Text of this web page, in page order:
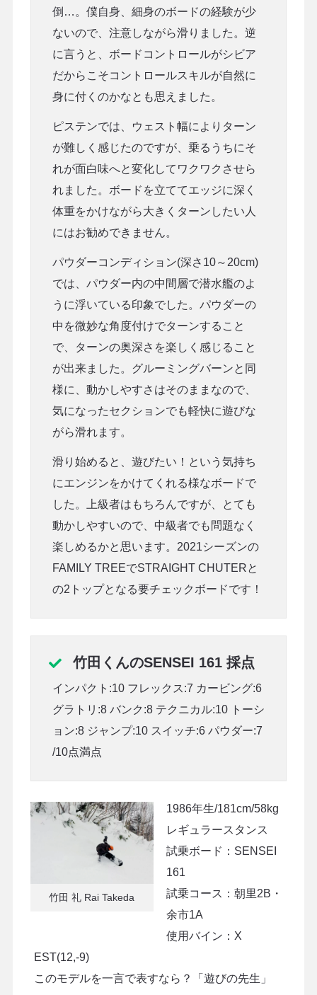
倒…。僕自身、細身のボードの経験が少
ないので、注意しながら滑りました。逆
に言うと、ボードコントロールがシビア
だからこそコントロールスキルが自然に
身に付くのかなとも思えました。
ピステンでは、ウェスト幅によりターン
が難しく感じたのですが、乗るうちにそ
れが面白味へと変化してワクワクさせら
れました。ボードを立ててエッジに深く
体重をかけながら大きくターンしたい人
にはお勧めできません。
パウダーコンディション(深さ10～20cm)
では、パウダー内の中間層で潜水艦のよ
うに浮いている印象でした。パウダーの
中を微妙な角度付けでターンすること
で、ターンの奥深さを楽しく感じること
が出来ました。グルーミングバーンと同
様に、動かしやすさはそのままなので、
気になったセクションでも軽快に遊びな
がら滑れます。
滑り始めると、遊びたい！という気持ち
にエンジンをかけてくれる様なボードで
した。上級者はもちろんですが、とても
動かしやすいので、中級者でも問題なく
楽しめるかと思います。2021シーズンの
FAMILY TREEでSTRAIGHT CHUTERと
の2トップとなる要チェックボードです！
竹田くんのSENSEI 161 採点
インパクト:10 フレックス:7 カービング:6
グラトリ:8 バンク:8 テクニカル:10 トーシ
ョン:8 ジャンプ:10 スイッチ:6 パウダー:7
/10点満点
竹田 礼 Rai Takeda
1986年生/181cm/58kg
レギュラースタンス
試乗ボード：SENSEI
161
試乗コース：朝里2B・
余市1A
使用バイン：X
EST(12,-9)
このモデルを一言で表すなら？「遊びの先生」